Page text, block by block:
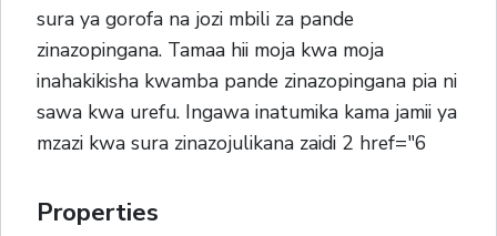
sura ya gorofa na jozi mbili za pande
zinazopingana. Tamaa hii moja kwa moja
inahakikisha kwamba pande zinazopingana pia ni
sawa kwa urefu. Ingawa inatumika kama jamii ya
mzazi kwa sura zinazojulikana zaidi 2 href="6
Properties